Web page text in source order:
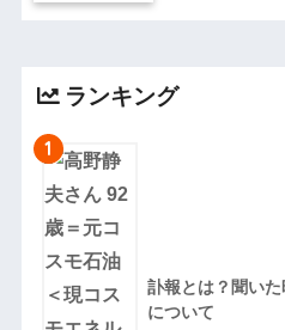
ランキング
1
訃報とは？聞い
について